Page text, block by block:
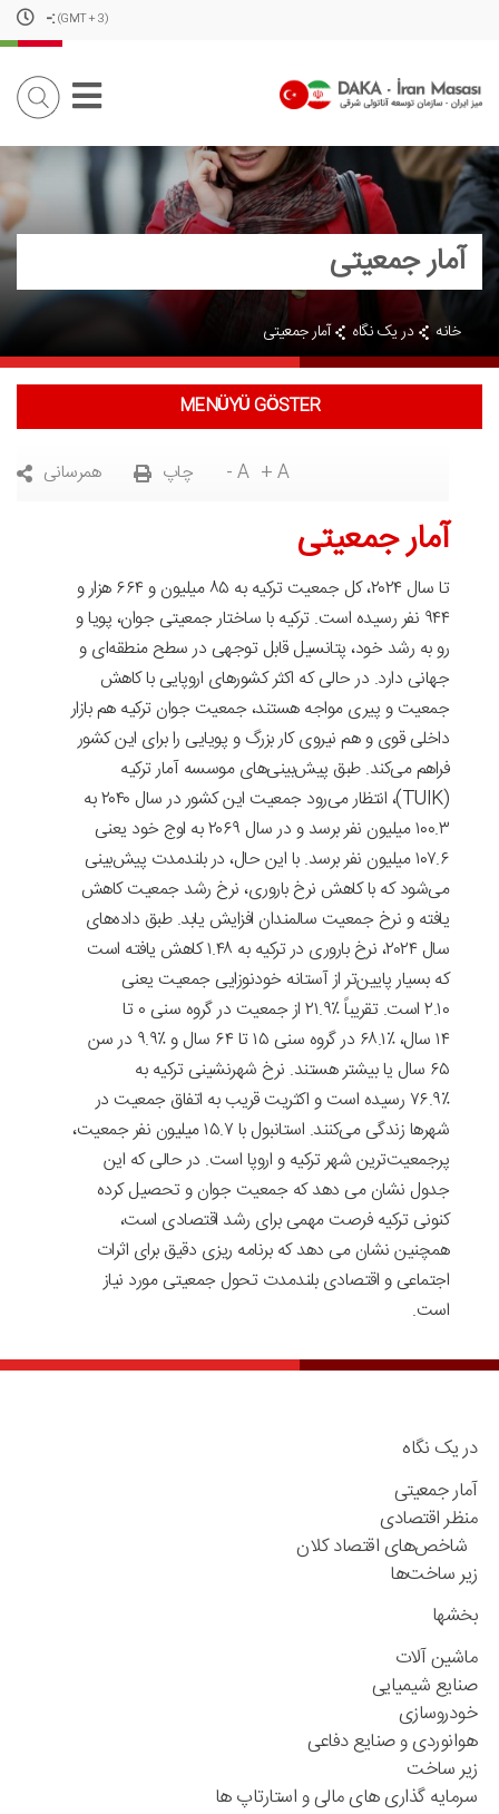
-:(GMT + 3)
آمار جمعیتی
خانه در یک نگاه آمار جمعیتی
MENÜYÜ GÖSTER
همرسانی چاپ - A + A
آمار جمعیتی
تا سال ۲۰۲۴، کل جمعیت ترکیه به ۸۵میلیون و۶۶۴هزار و
۹۴۴ نفر رسیده است. ترکیه با ساختار جمعیتی جوان، پویا و
رو به رشد خود، پتانسیل قابل توجهی در سطح منطقه‌ای و
جهانی دارد. در حالی که اکثر کشورهای اروپایی با کاهش
جمعیت و پیری مواجه هستند، جمعیت جوان ترکیه هم بازار
داخلی قوی و هم نیروی کار بزرگ و پویایی را برای این کشور
فراهم می‌کند. طبق پیش‌بینی‌های موسسه آمار ترکیه
(TUIK)
، انتظار می‌رود جمعیت این کشور در سال ۲۰۴۰به
۱۰۰.۳میلیون نفر برسد و در سال ۲۰۶۹به اوج خود یعنی
۱۰۷.۶میلیون نفر برسد. با این حال، در بلندمدت پیش‌بینی
می‌شود که با کاهش نرخ باروری، نرخ رشد جمعیت کاهش
یافته و نرخ جمعیت سالمندان افزایش یابد. طبق داده‌های
سال ۲۰۲۴، نرخ باروری در ترکیه به ۱.۴۸کاهش یافته است
که بسیار پایین‌تر از آستانه خودنوزایی جمعیت یعنی
۲.۱۰است. تقریباً۲۱.۹٪از جمعیت در گروه سنی ۰تا
۱۴سال،۶۸.۱٪ در گروه سنی ۱۵تا۶۴ سال و۹.۹٪ در سن
۶۵ سال یا بیشتر هستند. نرخ شهرنشینی ترکیه به
۷۶.۹٪رسیده است و اکثریت قریب به اتفاق جمعیت در
شهرها زندگی می‌کنند. استانبول با۱۵.۷میلیون نفر جمعیت،
پرجمعیت‌ترین شهر ترکیه و اروپا است. در حالی که این
جدول نشان می دهد که جمعیت جوان و تحصیل کرده
کنونی ترکیه فرصت مهمی برای رشد اقتصادی است،
همچنین نشان می دهد که برنامه ریزی دقیق برای اثرات
اجتماعی و اقتصادی بلندمدت تحول جمعیتی مورد نیاز
است.
در یک نگاه
آمار جمعیتی
منظر اقتصادی
زیر ساخت‌ها
بخشها
ماشین آلات
صنایع شیمیایی
خودروسازی
هوانوردی و صنایع دفاعی
زیر ساخت
سرمایه گذاری های مالی و استارتاپ ها